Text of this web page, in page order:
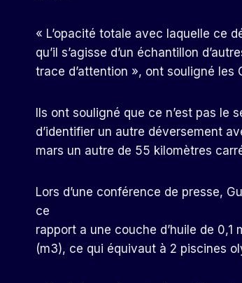
« L’opacité totale avec laquelle ce
qu’il s’agisse d’un échantillon
trace d’attention », ont souligné les
Ils ont souligné que ce n’est pas le
d’identifier un autre déversement
mars un autre de 55 kilomètres
Lors d’une conférence de presse,
ce
rapport a une couche d’huile de
(m3), ce qui équivaut à 2 piscines